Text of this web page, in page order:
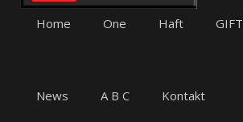
Home One Haft GIFT
News A B C Kontakt